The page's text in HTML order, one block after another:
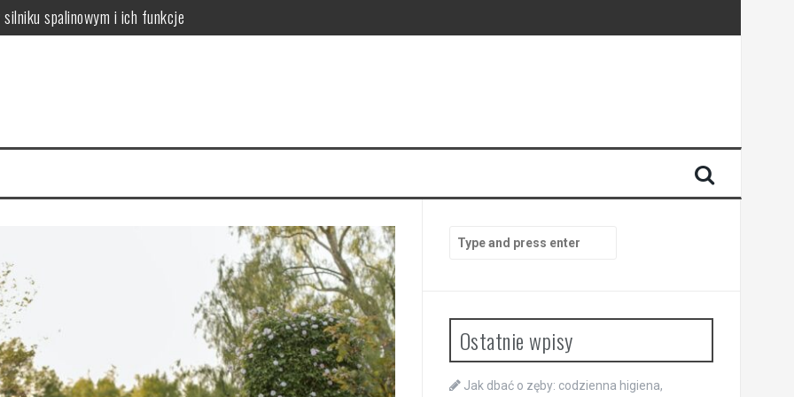
spalinowym i ich funkcje
klasie: Przewodnik dla rodziców i uczniów
angielskim? Przewodnik dla zaawansowanych uczniów
studia krok po kroku
Search
for:
Ostatnie wpisy
Jak dbać o zęby: codzienna higiena,